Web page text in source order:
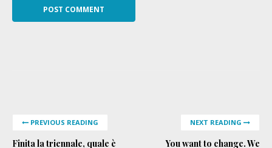
PREVIOUS READING
Finita la triennale, quale è
NEXT READING
You want to change. We